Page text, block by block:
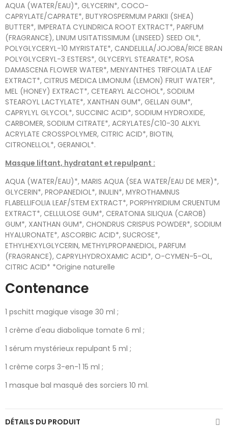
AQUA (WATER/EAU)*, GLYCERIN*, COCO-
CAPRYLATE/CAPRATE*, BUTYROSPERMUM PARKII (SHEA)
BUTTER*, IMPERATA CYLINDRICA ROOT EXTRACT*, PARFUM
(FRAGRANCE), LINUM USITATISSIMUM (LINSEED) SEED OIL*,
POLYGLYCERYL-10 MYRISTATE*, CANDELILLA/JOJOBA/RICE BRAN
POLYGLYCERYL-3 ESTERS*, GLYCERYL STEARATE*, ROSA
DAMASCENA FLOWER WATER*, MENYANTHES TRIFOLIATA LEAF
EXTRACT*, CITRUS MEDICA LIMONUM (LEMON) FRUIT WATER*,
MEL (HONEY) EXTRACT*, CETEARYL ALCOHOL*, SODIUM
STEAROYL LACTYLATE*, XANTHAN GUM*, GELLAN GUM*,
CAPRYLYL GLYCOL*, SUCCINIC ACID*, SODIUM HYDROXIDE,
CARBOMER, SODIUM CITRATE*, ACRYLATES/C10-30 ALKYL
ACRYLATE CROSSPOLYMER, CITRIC ACID*, BIOTIN,
CITRONELLOL*, GERANIOL*.
Masque liftant, hydratant et repulpant :
AQUA (WATER/EAU)*, MARIS AQUA (SEA WATER/EAU DE MER)*,
GLYCERIN*, PROPANEDIOL*, INULIN*, MYROTHAMNUS
FLABELLIFOLIA LEAF/STEM EXTRACT*, PORPHYRIDIUM CRUENTUM
EXTRACT*, CELLULOSE GUM*, CERATONIA SILIQUA (CAROB)
GUM*, XANTHAN GUM*, CHONDRUS CRISPUS POWDER*, SODIUM
HYALURONATE*, ASCORBIC ACID*, SUCROSE*,
ETHYLHEXYLGLYCERIN, METHYLPROPANEDIOL, PARFUM
(FRAGRANCE), CAPRYLHYDROXAMIC ACID*, O-CYMEN-5-OL,
CITRIC ACID* *Origine naturelle
Contenance
1 pschitt magique visage 30 ml ;
1 crème d'eau diabolique tomate 6 ml ;
1 sérum mystérieux repulpant 5 ml ;
1 crème corps 3-en-1 15 ml ;
1 masque bal masqué des sorciers 10 ml.
DÉTAILS DU PRODUIT